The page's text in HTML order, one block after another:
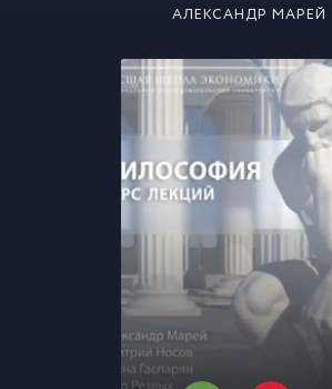
АЛЕКСАНДР МАРЕЙ